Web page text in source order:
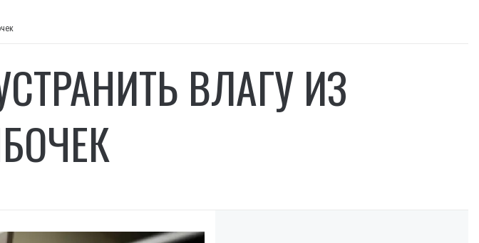
ВЛАГУ ИЗ